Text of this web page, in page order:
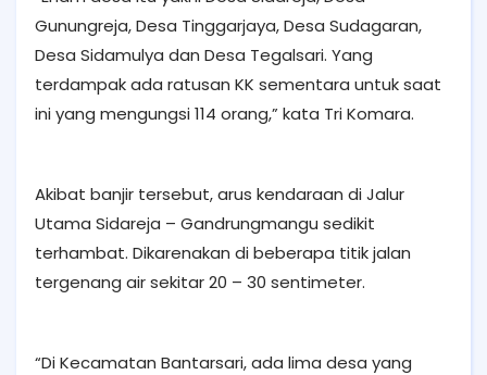
Gunungreja, Desa Tinggarjaya, Desa Sudagaran,
Desa Sidamulya dan Desa Tegalsari. Yang
terdampak ada ratusan KK sementara untuk saat
ini yang mengungsi 114 orang,” kata Tri Komara.
Akibat banjir tersebut, arus kendaraan di Jalur
Utama Sidareja – Gandrungmangu sedikit
terhambat. Dikarenakan di beberapa titik jalan
tergenang air sekitar 20 – 30 sentimeter.
“Di Kecamatan Bantarsari, ada lima desa yang